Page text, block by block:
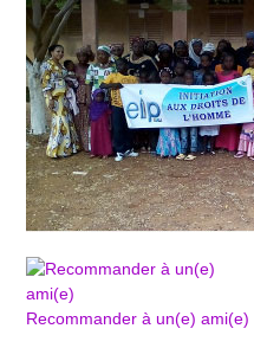
Recommander à un(e) ami(e)